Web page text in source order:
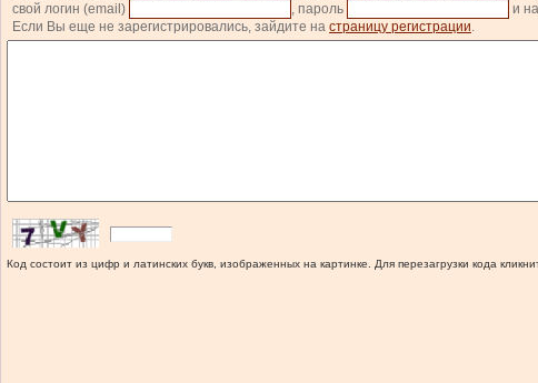
свой логин (email)
, пароль и
Если Вы еще не зарегистрировались, зайдите на страницу регистрации.
Код состоит из цифр и латинских букв, изображенных на картинке. Для перезагрузки кода